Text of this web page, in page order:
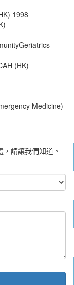
1998
(HK)
Medicine)
請讓我們知道。